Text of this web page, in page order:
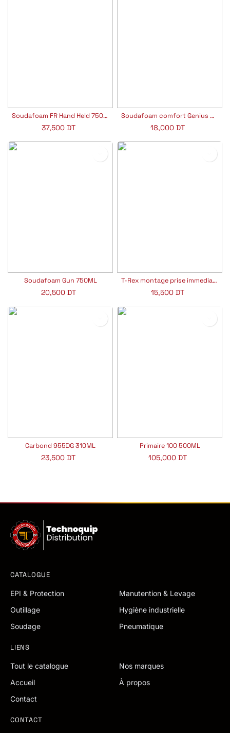
Soudafoam FR Hand Held 750ML
37,500DT
Soudafoam comfort Genius Gun 600ML
18,000 DT
Soudafoam Gun 750ML
20,500DT
T-Rex montage prise immediate 380G
15,500 DT
Carbond 955DG 310ML
23,500 DT
Primaire 100 500ML
105,000 DT
CATALOGUE
EPI & Protection
Manutention & Levage
Outillage
Hygiène industrielle
Soudage
Pneumatique
LIENS
Tout le catalogue
Nos marques
Accueil
À propos
Contact
CONTACT